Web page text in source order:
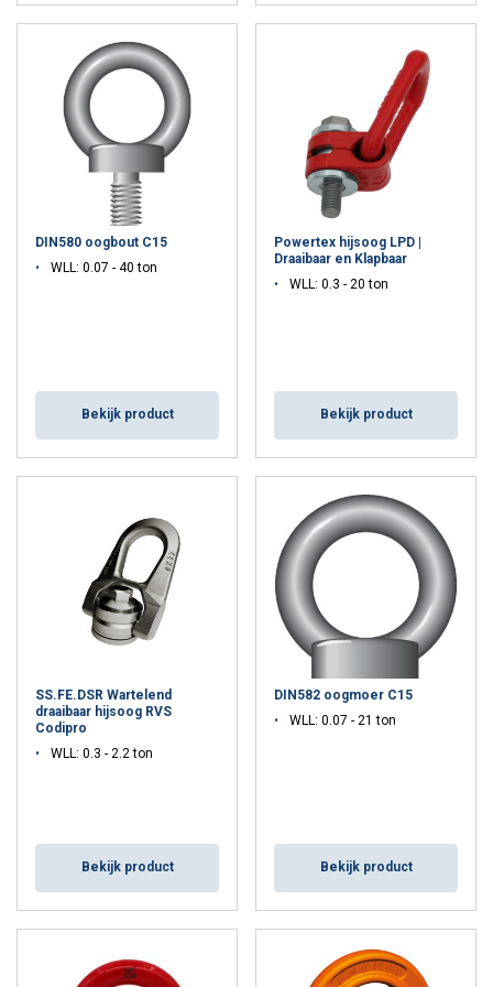
DIN580 oogbout C15
WLL: 0.07 - 40 ton
Bekijk product
Powertex hijsoog LPD |
Draaibaar en Klapbaar
WLL: 0.3 - 20 ton
Bekijk product
SS.FE.DSR Wartelend
draaibaar hijsoog RVS
Codipro
WLL: 0.3 - 2.2 ton
Bekijk product
DIN582 oogmoer C15
WLL: 0.07 - 21 ton
Bekijk product